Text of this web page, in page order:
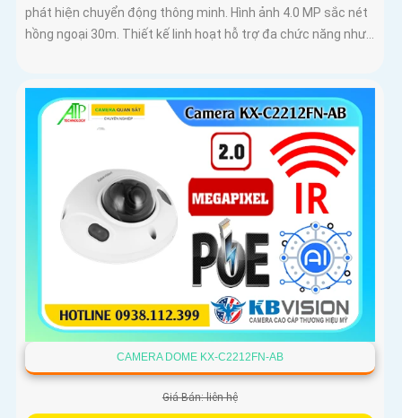
phát hiện chuyển động thông minh. Hình ảnh 4.0 MP sắc nét
hồng ngoại 30m. Thiết kế linh hoạt hỗ trợ đa chức năng như...
CAMERA DOME KX-C2212FN-AB
Giá Bán: liên hệ